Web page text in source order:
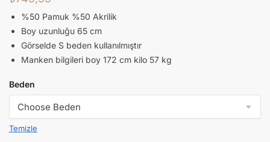
%50 Pamuk %50 Akrilik
Boy uzunluğu 65 cm
Görselde S beden kullanılmıştır
Manken bilgileri boy 172 cm kilo 57 kg
Beden
Temizle